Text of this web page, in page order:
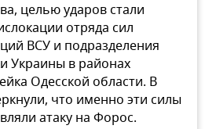
целью ударов стали
отряда сил
ВСУ и подразделения
Украины в районах
Одесской области. В
что именно эти силы
атаку на Форос.